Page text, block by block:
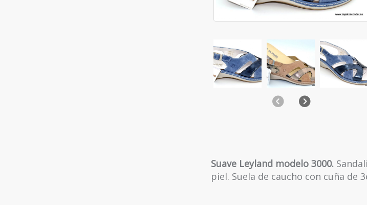
AnteriorSiguiente
Suave Leyland modelo 3000.
piel. Suela de caucho con cuña de